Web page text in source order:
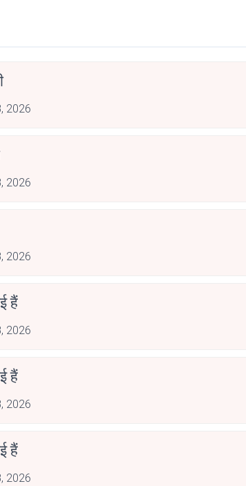
2026
2026
2026
हैं
2026
हैं
2026
हैं
2026